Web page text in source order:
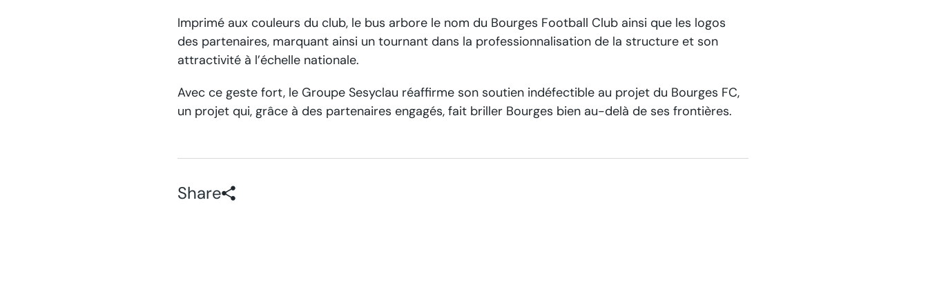
Imprimé aux couleurs du club, le bus arbore le nom du Bourges Football Club ainsi que les logos
des partenaires, marquant ainsi un tournant dans la professionnalisation de la structure et son
attractivité à l’échelle nationale.
Avec ce geste fort, le Groupe Sesyclau réaffirme son soutien indéfectible au projet du Bourges FC,
un projet qui, grâce à des partenaires engagés, fait briller Bourges bien au-delà de ses frontières.
Share